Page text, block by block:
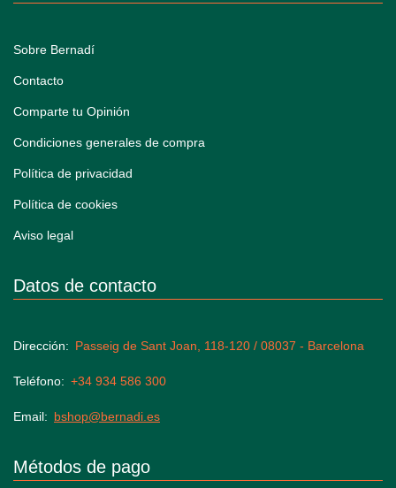
Sobre Bernadí
Contacto
Comparte tu Opinión
Condiciones generales de compra
Política de privacidad
Política de cookies
Aviso legal
Datos de contacto
Dirección Passeig de Sant Joan, 118-120 / 08037 - Barcelona
Teléfono +34 934 586 300
Email bshop@bernadi.es
Métodos de pago